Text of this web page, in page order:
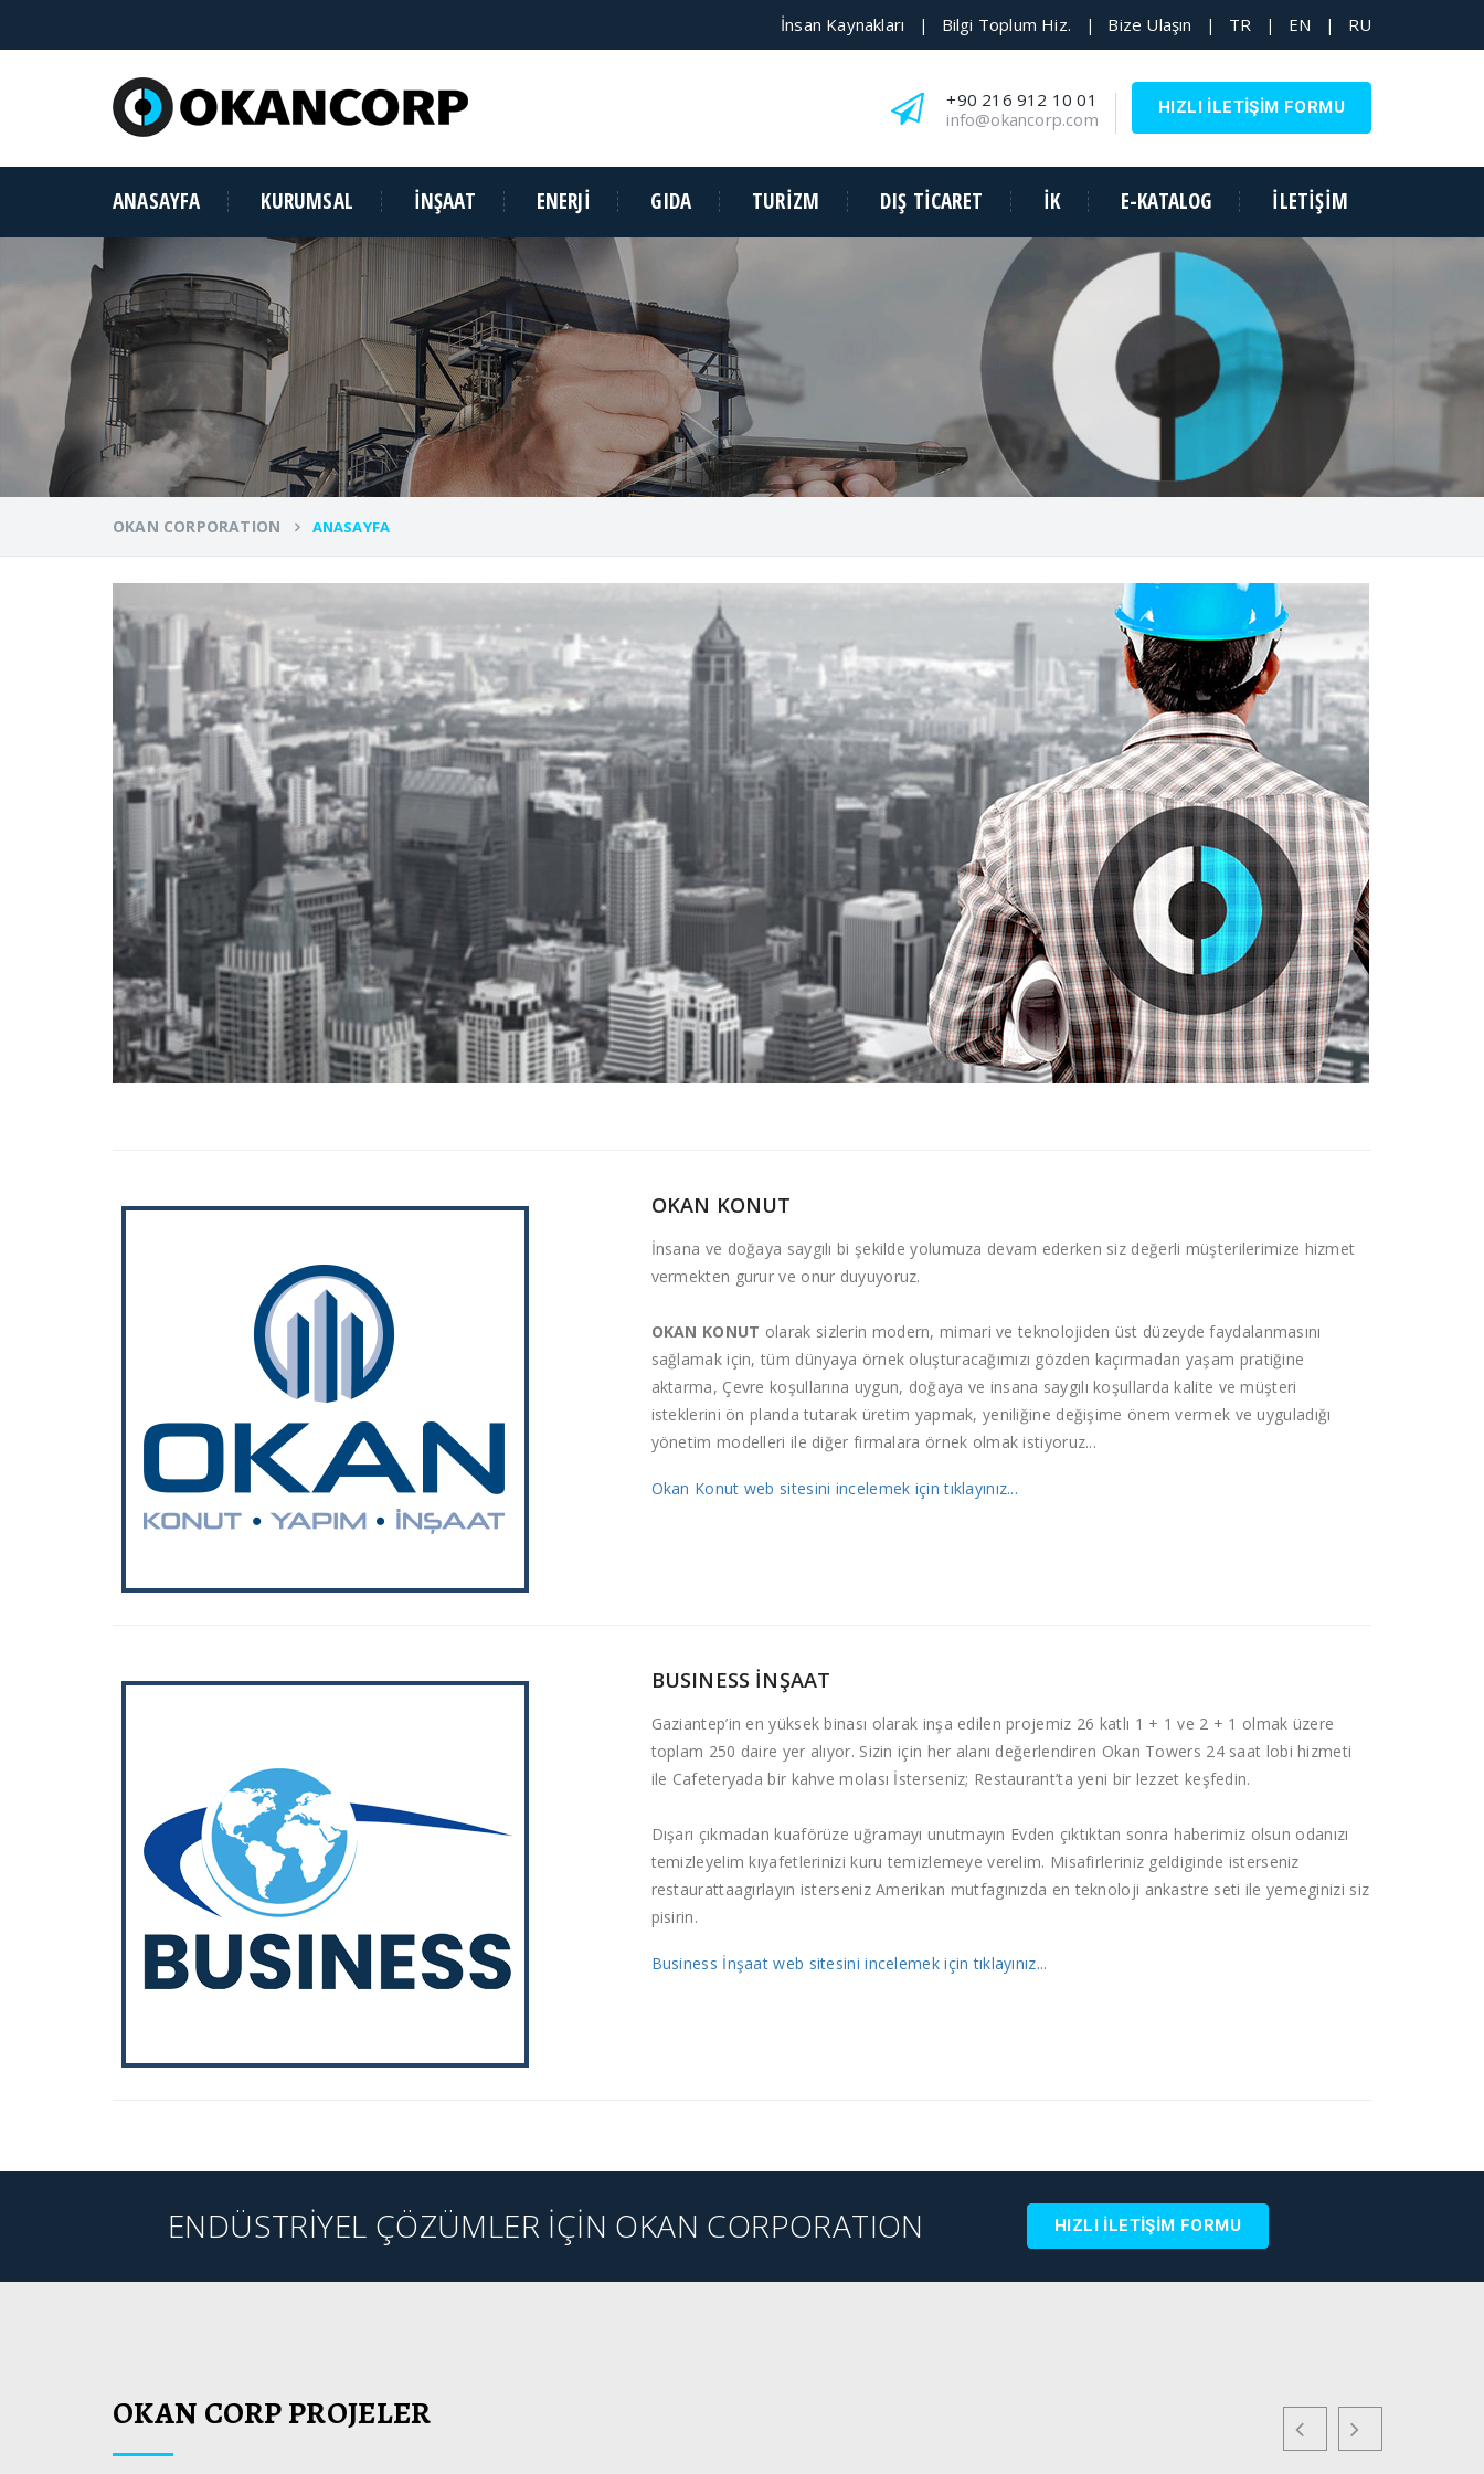
İnsan Kaynakları | Bilgi Toplum Hiz. | Bize Ulaşın | TR | EN | RU
HIZLI İLETİŞİM FORMU
+90 216 912 10 01
info@okancorp.com
ANASAYFA KURUMSAL İNŞAAT ENERJİ GIDA TURİZM DIŞ TİCARET İK E-KATALOG İLETİŞİM
OKAN CORPORATION ANASAYFA
OKAN KONUT
İnsana ve doğaya saygılı bi şekilde yolumuza devam ederken siz değerli müşterilerimize hizmet
vermekten gurur ve onur duyuyoruz.
OKAN KONUT olarak sizlerin modern, mimari ve teknolojiden üst düzeyde faydalanmasını
sağlamak için, tüm dünyaya örnek oluşturacağımızı gözden kaçırmadan yaşam pratiğine
aktarma, Çevre koşullarına uygun, doğaya ve insana saygılı koşullarda kalite ve müşteri
isteklerini ön planda tutarak üretim yapmak, yeniliğine değişime önem vermek ve uyguladığı
yönetim modelleri ile diğer firmalara örnek olmak istiyoruz...
Okan Konut web sitesini incelemek için tıklayınız...
BUSINESS İNŞAAT
Gaziantep’in en yüksek binası olarak inşa edilen projemiz 26 katlı 1 + 1 ve 2 + 1 olmak üzere
toplam 250 daire yer alıyor. Sizin için her alanı değerlendiren Okan Towers 24 saat lobi hizmeti
ile Cafeteryada bir kahve molası İsterseniz; Restaurant’ta yeni bir lezzet keşfedin.
Dışarı çıkmadan kuaförüze uğramayı unutmayın Evden çıktıktan sonra haberimiz olsun odanızı
temizleyelim kıyafetlerinizi kuru temizlemeye verelim. Misafirleriniz geldiginde isterseniz
restaurattaagırlayın isterseniz Amerikan mutfagınızda en teknoloji ankastre seti ile yemeginizi siz
pisirin.
Business İnşaat web sitesini incelemek için tıklayınız...
ENDÜSTRİYEL ÇÖZÜMLER İÇİN OKAN CORPORATION HIZLI İLETİŞİM FORMU
OKAN CORP PROJELER